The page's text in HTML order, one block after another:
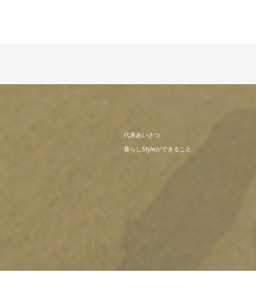
代表あいさつ
暮らしStyleができること